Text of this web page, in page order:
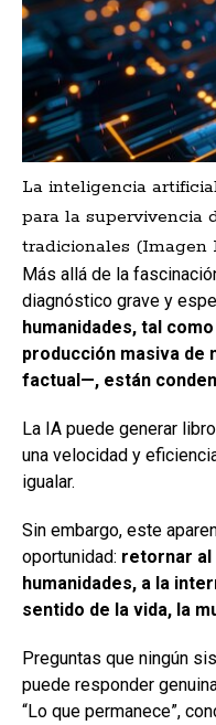
La inteligencia
para la supervivencia
tradicionales (Imagen
Más allá de la
diagnóstico grave y
humanidades, tal
producción masiva de
factual—, están
La IA puede generar
una velocidad y
igualar.
Sin embargo, este
oportunidad: retornar al
humanidades, a la
sentido de la vida, la
Preguntas que ningún
puede responder
“Lo que permanece”,